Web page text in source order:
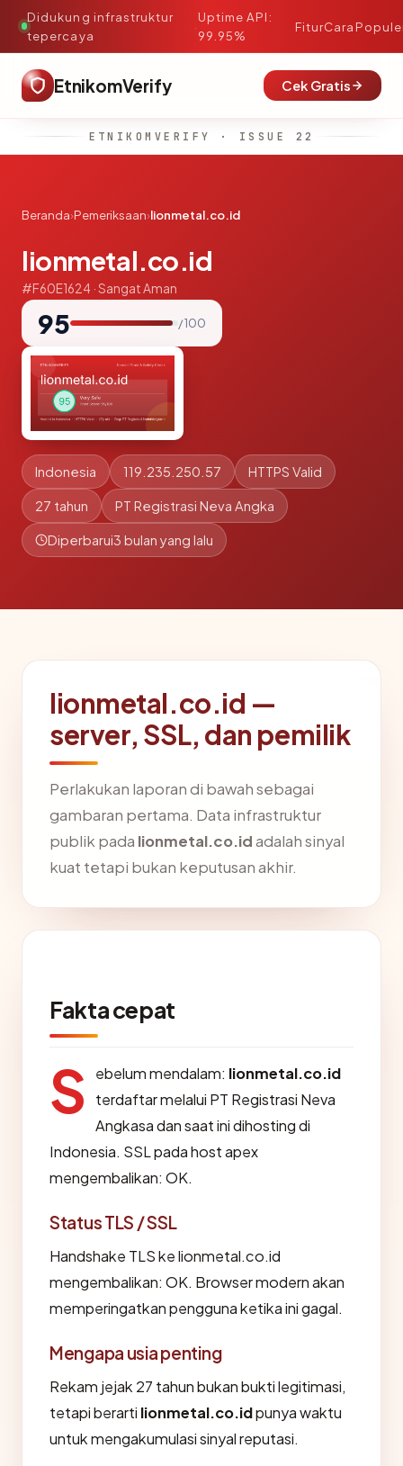
Didukung infrastruktur
tepercaya
·
Uptime API:
99.95%
FiturCara
EtnikomVerify Cek Gratis
ETNIKOMVERIFY · ISSUE 22
Beranda›Pemeriksaan›lionmetal.co.id
lionmetal.co.id
#F60E1624 · Sangat Aman
95 / 100
Indonesia 119.235.250.57 HTTPS Valid
27 tahun PT Registrasi Neva Angka
Diperbarui3 bulan yang lalu
lionmetal.co.id —
server, SSL, dan pemilik
Perlakukan laporan di bawah sebagai
gambaran pertama. Data infrastruktur
publik pada lionmetal.co.idadalah sinyal
kuat tetapi bukan keputusan akhir.
Fakta cepat
S ebelum mendalam: lionmetal.co.id
terdaftar melalui PT Registrasi Neva
Angkasa dan saat ini dihosting di
Indonesia. SSL pada host apex
mengembalikan: OK.
Status TLS / SSL
Handshake TLS ke lionmetal.co.id
mengembalikan: OK. Browser modern akan
memperingatkan pengguna ketika ini gagal.
Mengapa usia penting
Rekam jejak 27 tahun bukan bukti legitimasi,
tetapi berarti lionmetal.co.idpunya waktu
untuk mengakumulasi sinyal reputasi.